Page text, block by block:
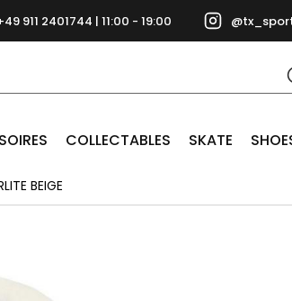
911 2401744 | 11:00 - 19:00
COLLECTABLES SKATE
BEIGE